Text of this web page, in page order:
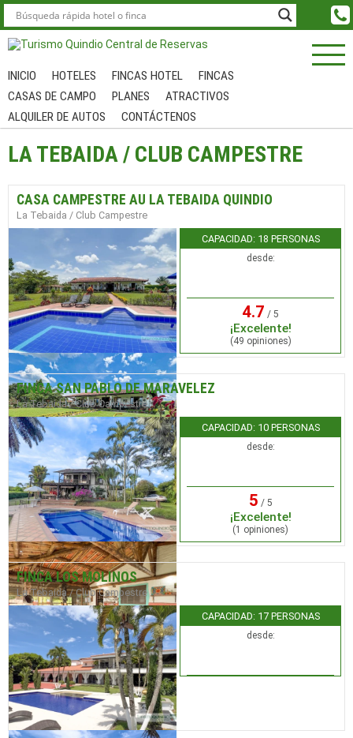
INICIO HOTELES FINCAS HOTEL
FINCAS
CASAS DE CAMPO
PLANES
ATRACTIVOS
ALQUILER DE AUTOS
CONTÁCTENOS
LA TEBAIDA / CLUB CAMPESTRE
CASA CAMPESTRE AU LA TEBAIDA QUINDIO
La Tebaida / Club Campestre
CAPACIDAD: 18 PERSONAS
desde:
4.7 / 5
¡Excelente!
(49 opiniones)
FINCA SAN PABLO DE MARAVELEZ
La Tebaida / Club Campestre
CAPACIDAD: 10 PERSONAS
desde:
5 / 5
¡Excelente!
(1 opiniones)
FINCA LOS MOLINOS
La Tebaida / Club Campestre
CAPACIDAD: 17 PERSONAS
desde: